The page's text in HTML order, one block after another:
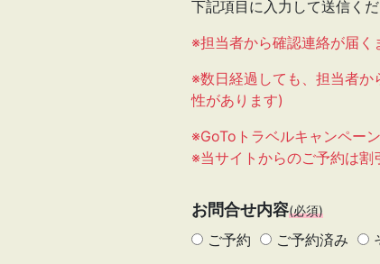
下記項目に入力して送信くだ
※担当者から確認連絡が届
※数日経過しても、担当者
性があります)
※GoToトラベルキャンペー
※当サイトからのご予約は割
お問合せ内容(必須)
ご予約 ご予約済み